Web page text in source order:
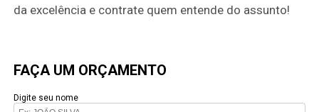
da excelência e contrate quem entende do assunto!
FAÇA UM ORÇAMENTO
Digite seu nome